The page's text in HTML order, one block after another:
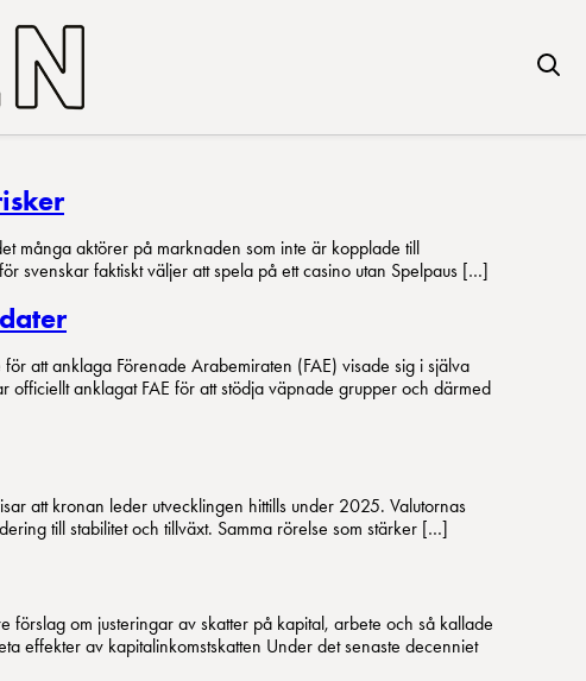
många aktörer på marknaden som inte är kopplade till
svenskar faktiskt väljer att spela på ett casino utan Spelpaus […]
att anklaga Förenade Arabemiraten (FAE) visade sig i själva
anklagat FAE för att stödja väpnade grupper och därmed
att kronan leder utvecklingen hittills under 2025. Valutornas
till stabilitet och tillväxt. Samma rörelse som stärker […]
förslag om justeringar av skatter på kapital, arbete och så kallade
effekter av kapitalinkomstskatten Under det senaste decenniet